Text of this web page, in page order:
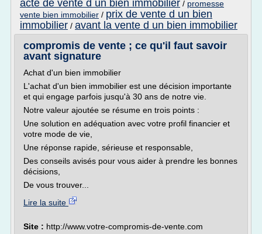
acte de vente d un bien immobilier / promesse
vente bien immobilier / prix de vente d un bien
immobilier / avant la vente d un bien immobilier
compromis de vente ; ce qu'il faut savoir
avant signature
Achat d'un bien immobilier
L'achat d'un bien immobilier est une décision importante
et qui engage parfois jusqu'à 30 ans de notre vie.
Notre valeur ajoutée se résume en trois points :
Une solution en adéquation avec votre profil financier et
votre mode de vie,
Une réponse rapide, sérieuse et responsable,
Des conseils avisés pour vous aider à prendre les bonnes
décisions,
De vous trouver...
Lire la suite
Site : http://www.votre-compromis-de-vente.com